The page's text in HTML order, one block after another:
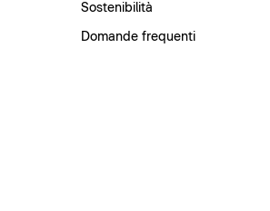
Sostenibilità
Domande frequenti